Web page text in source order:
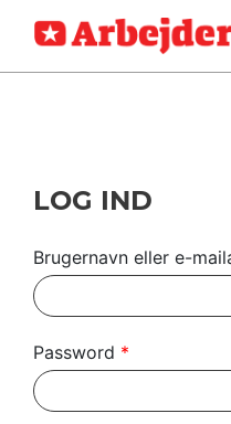
SEKTIONER
MENER
UDLAND
DEBAT
LOG
LOG IND
Brugernavn eller e-
Password *